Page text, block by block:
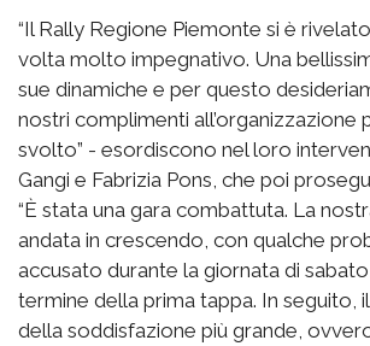
“Il Rally Regione Piemonte si è
volta molto impegnativo. Una
sue dinamiche e per questo
nostri complimenti all’organizzazione
svolto” - esordiscono nel loro
Gangi e Fabrizia Pons, che poi
“È stata una gara combattuta. La
andata in crescendo, con qualche
accusato durante la giornata di
termine della prima tappa. In seguito,
della soddisfazione più grande,